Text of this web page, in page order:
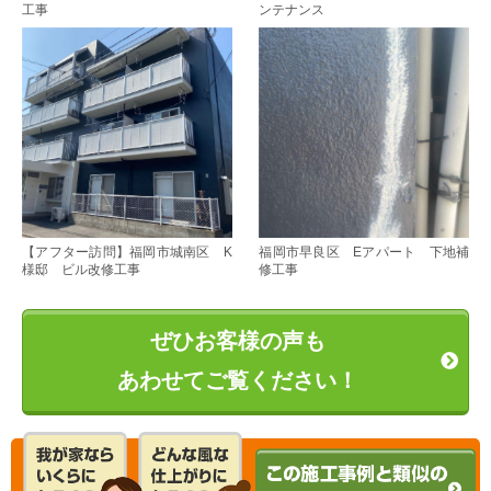
工事
ンテナンス
【アフター訪問】福岡市城南区 K
様邸 ビル改修工事
福岡市早良区 Eアパート 下地補
修工事
ぜひお客様の声も
あわせてご覧ください！